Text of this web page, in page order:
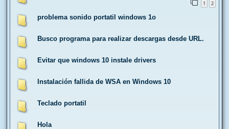
1 2
problema sonido portatil windows 1o
Busco programa para realizar descargas desde URL.
Evitar que windows 10 instale drivers
Instalación fallida de WSA en Windows 10
Teclado portatil
Hola